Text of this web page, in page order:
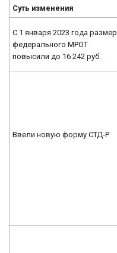
Суть изменения
С 1 января 2023 года размер
федерального МРОТ
повысили до 16 242 руб.
Ввели новую форму СТД-Р